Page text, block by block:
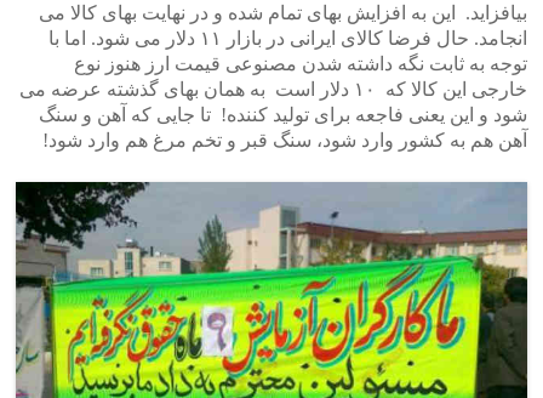
بیافزاید. این به افزایش بهای تمام شده و در نهایت بهای کالا می
انجامد. حال فرضا کالای ایرانی در بازار ۱۱ دلار می شود. اما با
توجه به ثابت نگه داشته شدن مصنوعی قیمت ارز هنوز نوع
خارجی این کالا که ۱۰ دلار است به همان بهای گذشته عرضه می
شود و این یعنی فاجعه برای تولید کننده! تا جایی که آهن و سنگ
آهن هم به کشور وارد شود، سنگ قبر و تخم مرغ هم وارد شود!